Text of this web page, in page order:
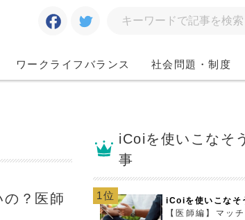
ワークライフバランス 社会問題・制度
の？医師
iCoiを使いこなそ
事
iCoiを使いこなそ
【医師編】マッ
1位